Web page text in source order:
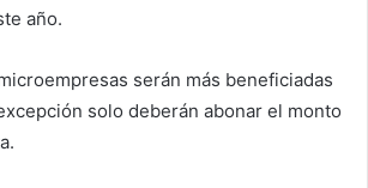
año.
serán más beneficiadas
solo deberán abonar el monto